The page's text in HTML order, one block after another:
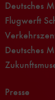
Deutsches
Flugwerft
Deutsches
Presse